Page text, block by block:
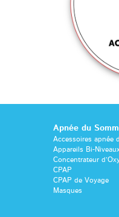
Apnée du
Accessoires apnée
Appareils Bi-Niveaux
Concentrateur
CPAP
CPAP de Voyage
Masques